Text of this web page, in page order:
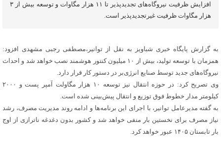
افزایش ظرفیت نیروگاه‌های تجدیدپذیر تا ۱۱ هزار مگاوات و توسعه بیش از ۳
هزار مگاوات ظرفیت غیرتجدیدپذیر است.
به گزارش پایگاه خبری شباویز به نقل از توانیر،مصطفی رجبی مشهدی افزود:
همزمان با توسعه تولید، بیش از ۱۰ میلیون کنتور هوشمند نصب خواهد شد و احداث
نیروگاه‌های جدید توسط صنایع انرژی‌بر در دستور کار قرار دارد.
وی تصریح کرد: در حوزه انتقال نیز توسعه ۱۰ هزار مگاولت آمپر پست و ۲۰۰۰
کیلومتر مدار خطوط فوق توزیع و انتقال پیش‌بینی شده است.
به گفته مدیرعامل توانیر، با اجرای این برنامه‌ها و ادامه روند مدیریت مصرف، رشد
نیاز مصرف برای نخستین بار منفی خواهد شد و کشور بدون دغدغه ناترازی از اوج
بار تابستان ۱۴۰۵ عبور خواهد کرد.